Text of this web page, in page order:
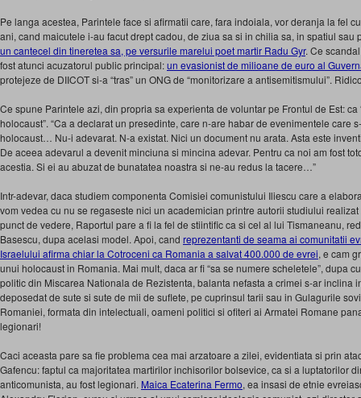
Pe langa acestea, Parintele face si afirmatii care, fara indoiala, vor deranja la fel
ani, cand maicutele i-au facut drept cadou, de ziua sa si in chilia sa, in spatiul sau
un cantecel din tineretea sa, pe versurile marelui poet martir Radu Gyr. Ce
fost atunci acuzatorul public principal:un evasionist de milioane de euro al
protejeze de DIICOT si-a “tras” un ONG de “monitorizare a antisemitismului”.
Ce spune Parintele azi, din propria sa experienta de voluntar pe Frontul de Est: ca
holocaust”. “Ca a declarat un presedinte, care n-are habar de evenimentele care
holocaust… Nu-i adevarat. N-a existat. Nici un document nu arata. Asta este
De aceea adevarul a devenit minciuna si mincina adevar. Pentru ca noi am fost
acestia. Si ei au abuzat de bunatatea noastra si ne-au redus la tacere…”
Intr-adevar, daca studiem componenta Comisiei comunistului Iliescu care a
vom vedea cu nu se regaseste nici un academician printre autorii studiului
punct de vedere, Raportul pare a fi la fel de stiintific ca si cel al lui Tismaneanu,
Basescu, dupa acelasi model. Apoi, cand reprezentanti de seama ai comunitatii
Israelului afirma chiar la Cotroceni ca Romania a salvat 400.000 de evrei, e cam
unui holocaust in Romania. Mai mult, daca ar fi “sa se numere scheletele”, dupa
politic din Miscarea Nationala de Rezistenta, balanta nefasta a crimei s-ar inclina
deposedat de sute si sute de mii de suflete, pe cuprinsul tarii sau in Gulagurile
Romaniei, formata din intelectuali, oameni politici si ofiteri ai Armatei Romane
legionari!
Caci aceasta pare sa fie problema cea mai arzatoare a zilei, evidentiata si prin
Gafencu: faptul ca majoritatea martirilor inchisorilor bolsevice, ca si a luptatorilor
anticomunista, au fost legionari. Maica Ecaterina Fermo, ea insasi de etnie